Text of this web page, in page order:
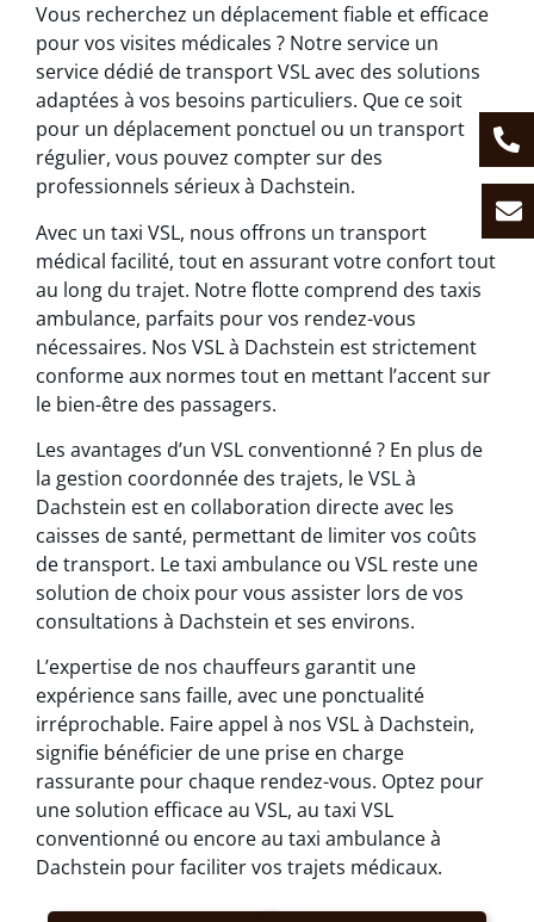
Vous recherchez un déplacement fiable et efficace
pour vos visites médicales ? Notre service un
service dédié de transport VSL avec des solutions
adaptées à vos besoins particuliers. Que ce soit
pour un déplacement ponctuel ou un transport
régulier, vous pouvez compter sur des
professionnels sérieux à Dachstein.
Avec un taxi VSL, nous offrons un transport
médical facilité, tout en assurant votre confort tout
au long du trajet. Notre flotte comprend des taxis
ambulance, parfaits pour vos rendez-vous
nécessaires. Nos VSL à Dachstein est strictement
conforme aux normes tout en mettant l’accent sur
le bien-être des passagers.
Les avantages d’un VSL conventionné ? En plus de
la gestion coordonnée des trajets, le VSL à
Dachstein est en collaboration directe avec les
caisses de santé, permettant de limiter vos coûts
de transport. Le taxi ambulance ou VSL reste une
solution de choix pour vous assister lors de vos
consultations à Dachstein et ses environs.
L’expertise de nos chauffeurs garantit une
expérience sans faille, avec une ponctualité
irréprochable. Faire appel à nos VSL à Dachstein,
signifie bénéficier de une prise en charge
rassurante pour chaque rendez-vous. Optez pour
une solution efficace au VSL, au taxi VSL
conventionné ou encore au taxi ambulance à
Dachstein pour faciliter vos trajets médicaux.